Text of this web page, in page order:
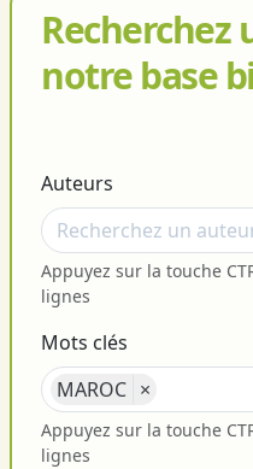
Recherchez
notre base
Auteurs
Appuyez sur la touche
lignes
Mots clés
MAROC ×
Appuyez sur la touche
lignes